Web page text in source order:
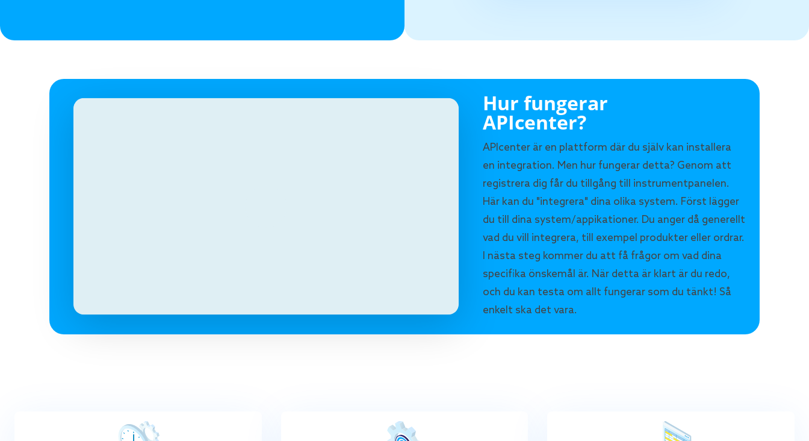
Hur fungerar
APIcenter?
APIcenter är en plattform där du själv kan installera
en integration. Men hur fungerar detta? Genom att
registrera dig får du tillgång till instrumentpanelen.
Här kan du "integrera" dina olika system. Först lägger
du till dina system/appikationer. Du anger då generellt
vad du vill integrera, till exempel produkter eller ordrar.
I nästa steg kommer du att få frågor om vad dina
specifika önskemål är. När detta är klart är du redo,
och du kan testa om allt fungerar som du tänkt! Så
enkelt ska det vara.